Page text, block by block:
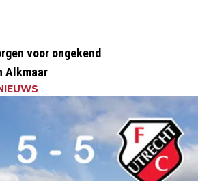
voor ongekend
Alkmaar